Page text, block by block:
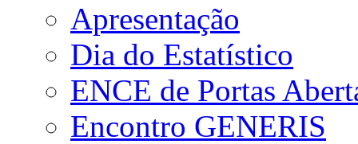
Apresentação
Dia do Estatístico
ENCE de Portas
Encontro GENERIS